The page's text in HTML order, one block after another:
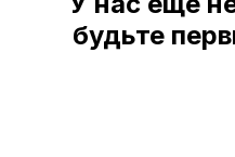
будьте